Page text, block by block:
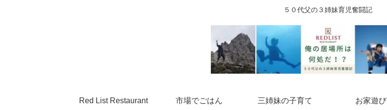
５０代父の３姉妹育児奮闘記
Red List Restaurant 市場でごはん 三姉妹の子育て お家遊び